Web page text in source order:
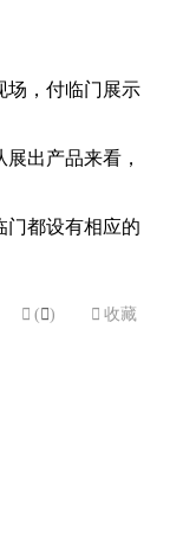
场，付临门展示
出产品来看，
门都设有相应的
 ( )  收藏